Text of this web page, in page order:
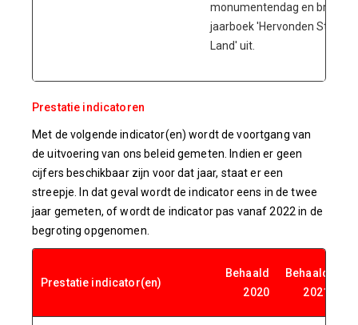
monumentendag en brengen
jaarboek 'Hervonden Stad en
Land' uit.
Prestatie indicatoren
Met de volgende indicator(en) wordt de voortgang van
de uitvoering van ons beleid gemeten. Indien er geen
cijfers beschikbaar zijn voor dat jaar, staat er een
streepje. In dat geval wordt de indicator eens in de twee
jaar gemeten, of wordt de indicator pas vanaf 2022 in de
begroting opgenomen.
Prestatie indicator(en)
Behaald
2020
Behaald
2021